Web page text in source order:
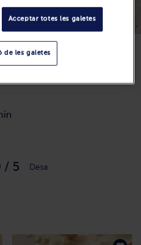
/ 5 Desa
Acceptar totes les galetes
de les galetes